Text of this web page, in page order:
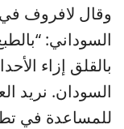
وقال لافروف في
السوداني:
بالقلق إزاء
السودان. نريد
للمساعدة في